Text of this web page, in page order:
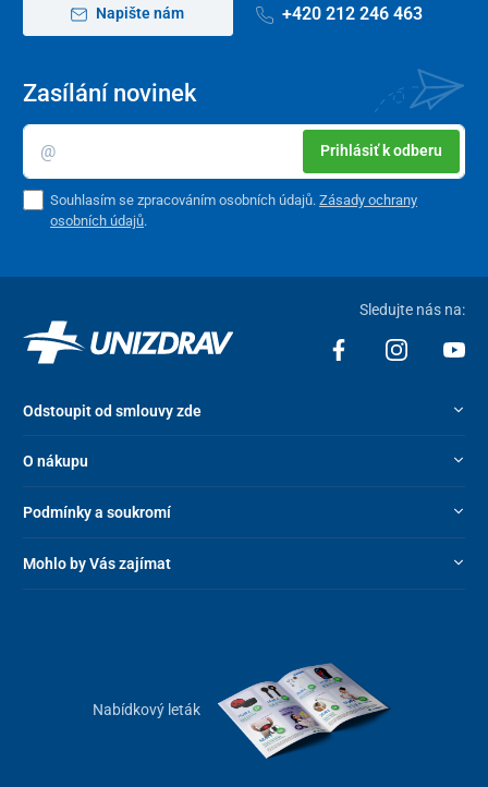
Napište nám +420 212 246 463
Zasílání novinek
Prihlásiť k odberu
Souhlasím se zpracováním osobních údajů.Zásady ochrany
osobních údajů.
Sledujte nás na:
Odstoupit od smlouvy zde
O nákupu
Podmínky a soukromí
Mohlo by Vás zajímat
Nabídkový leták